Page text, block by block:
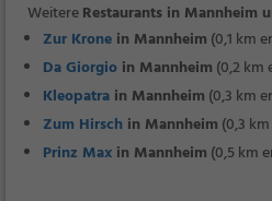
WeitereRestaurants in Mannheim
Zur Krone in Mannheim (0,1 km
Da Giorgio in Mannheim (0,2
Kleopatra in Mannheim (0,3 km
Zum Hirsch in Mannheim (0,3
Prinz Max in Mannheim (0,5 km